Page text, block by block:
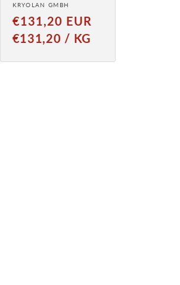
Anbieter:
KRYOLAN GMBH
Normaler
Preis
€131,20 EUR
GRUNDPREIS
€131,20 / PRO
KG